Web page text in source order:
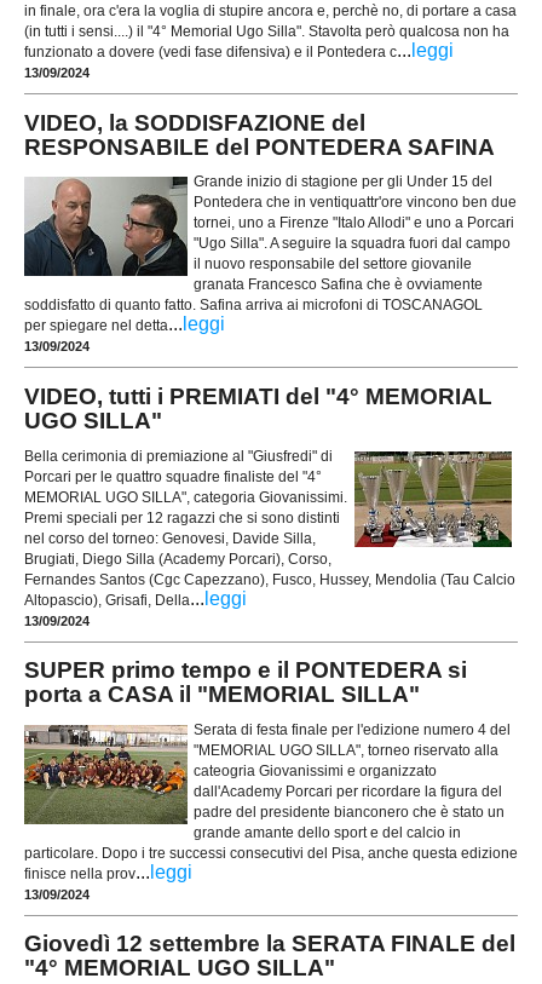
in finale, ora c'era la voglia di stupire ancora e, perchè no, di portare a casa
(in tutti i sensi....) il "4° Memorial Ugo Silla". Stavolta però qualcosa non ha
funzionato a dovere (vedi fase difensiva) e il Pontedera c... leggi
13/09/2024
VIDEO, la SODDISFAZIONE del
RESPONSABILE del PONTEDERA SAFINA
Grande inizio di stagione per gli Under 15 del
Pontedera che in ventiquattr'ore vincono ben due
tornei, uno a Firenze "Italo Allodi" e uno a Porcari
"Ugo Silla". A seguire la squadra fuori dal campo
il nuovo responsabile del settore giovanile
granata Francesco Safina che è ovviamente
soddisfatto di quanto fatto. Safina arriva ai microfoni di TOSCANAGOL
per spiegare nel detta... leggi
13/09/2024
VIDEO, tutti i PREMIATI del "4° MEMORIAL
UGO SILLA"
Bella cerimonia di premiazione al "Giusfredi" di
Porcari per le quattro squadre finaliste del "4°
MEMORIAL UGO SILLA", categoria Giovanissimi.
Premi speciali per 12 ragazzi che si sono distinti
nel corso del torneo: Genovesi, Davide Silla,
Brugiati, Diego Silla (Academy Porcari), Corso,
Fernandes Santos (Cgc Capezzano), Fusco, Hussey, Mendolia (Tau Calcio
Altopascio), Grisafi, Della... leggi
13/09/2024
SUPER primo tempo e il PONTEDERA si
porta a CASA il "MEMORIAL SILLA"
Serata di festa finale per l'edizione numero 4 del
"MEMORIAL UGO SILLA", torneo riservato alla
cateogria Giovanissimi e organizzato
dall'Academy Porcari per ricordare la figura del
padre del presidente bianconero che è stato un
grande amante dello sport e del calcio in
particolare. Dopo i tre successi consecutivi del Pisa, anche questa edizione
finisce nella prov... leggi
13/09/2024
Giovedì 12 settembre la SERATA FINALE del
"4° MEMORIAL UGO SILLA"